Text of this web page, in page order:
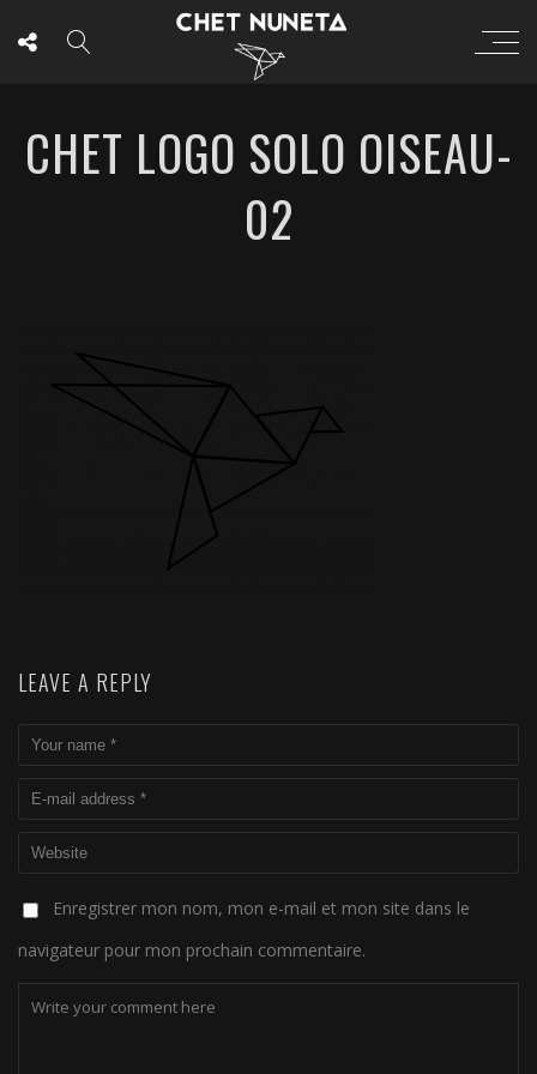
CHET LOGO SOLO OISEAU-
02
LEAVE A REPLY
Enregistrer mon nom, mon e-mail et mon site dans le
navigateur pour mon prochain commentaire.